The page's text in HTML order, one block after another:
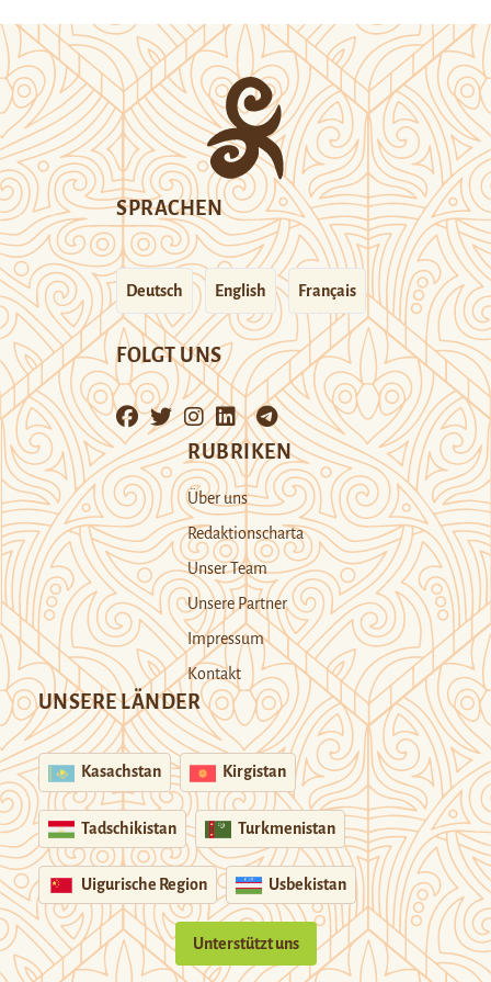
SPRACHEN
Deutsch English Français
FOLGT UNS
RUBRIKEN
Über uns
Redaktionscharta
Unser Team
Unsere Partner
Impressum
Kontakt
UNSERE LÄNDER
Kasachstan Kirgistan
Tadschikistan Turkmenistan
Uigurische Region Usbekistan
Unterstützt uns